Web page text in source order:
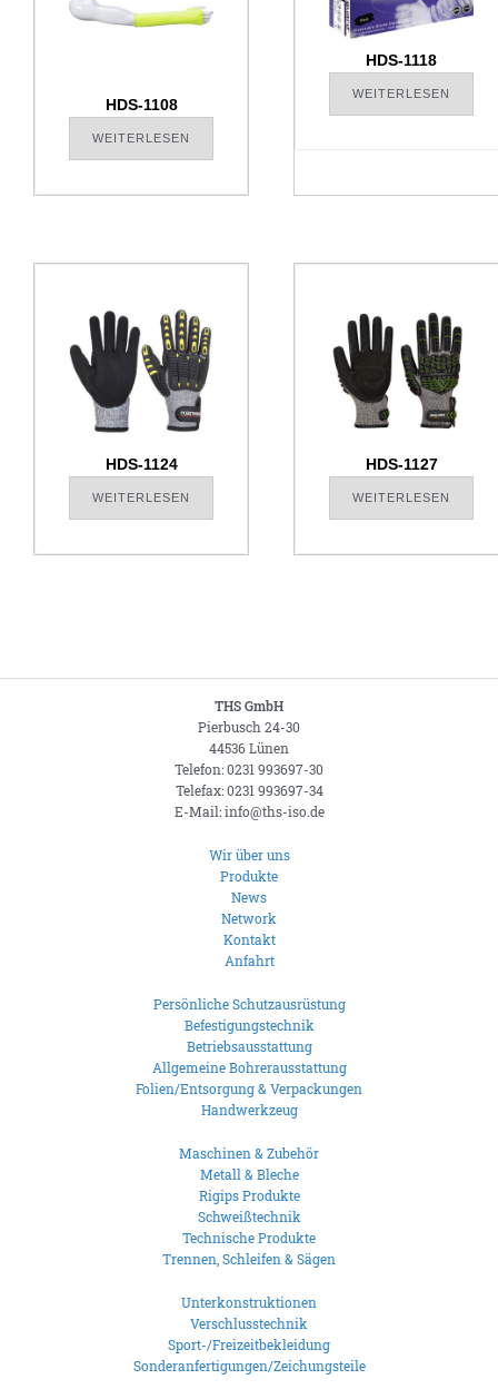
HDS-1108
WEITERLESEN
HDS-1118
WEITERLESEN
HDS-1124
WEITERLESEN
HDS-1127
WEITERLESEN
THS GmbH
Pierbusch 24-30
44536 Lünen
Telefon: 0231 993697-30
Telefax: 0231 993697-34
E-Mail: info@ths-iso.de
Wir über uns
Produkte
News
Network
Kontakt
Anfahrt
Persönliche Schutzausrüstung
Befestigungstechnik
Betriebsausstattung
Allgemeine Bohrerausstattung
Folien/Entsorgung & Verpackungen
Handwerkzeug
Maschinen & Zubehör
Metall & Bleche
Rigips Produkte
Schweißtechnik
Technische Produkte
Trennen, Schleifen & Sägen
Unterkonstruktionen
Verschlusstechnik
Sport-/Freizeitbekleidung
Sonderanfertigungen/Zeichungsteile